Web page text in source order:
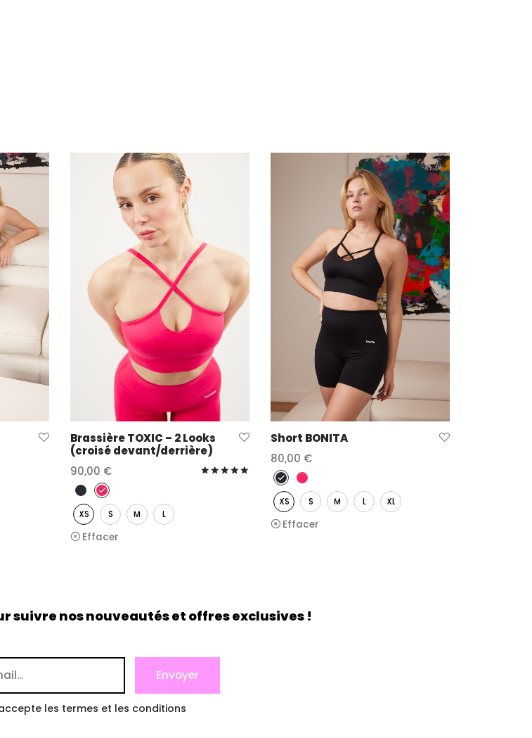
Brassière TOXIC – 2 Looks
(croisé devant/derrière)
90,00 € sur 5
Choix des options
XS S M L
Effacer
Short BONITA
80,00 €
Choix des options
XS S M L XL
Effacer
suivre nos nouveautés et offres exclusives !
les termes et les conditions